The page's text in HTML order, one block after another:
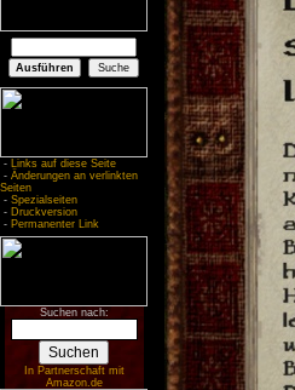
- Links auf diese Seite
- Änderungen an verlinkten
Seiten
- Spezialseiten
- Druckversion
- Permanenter Link
Suchen nach:
In Partnerschaft mit
Amazon.de